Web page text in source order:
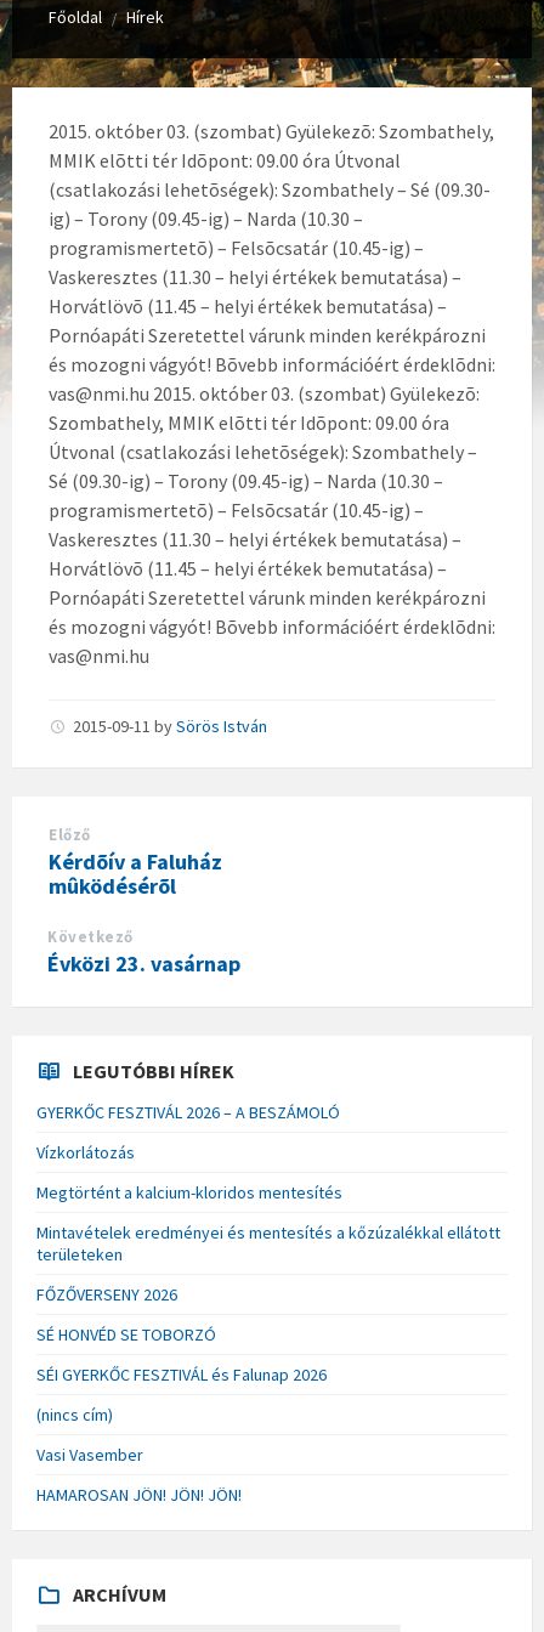
Főoldal / Hírek
2015. október 03. (szombat) Gyülekezõ: Szombathely,
MMIK elõtti tér Idõpont: 09.00 óra Útvonal
(csatlakozási lehetõségek): Szombathely – Sé (09.30-
ig) – Torony (09.45-ig) – Narda (10.30 –
programismertetõ) – Felsõcsatár (10.45-ig) –
Vaskeresztes (11.30 – helyi értékek bemutatása) –
Horvátlövõ (11.45 – helyi értékek bemutatása) –
Pornóapáti Szeretettel várunk minden kerékpározni
és mozogni vágyót! Bõvebb információért érdeklõdni:
vas@nmi.hu 2015. október 03. (szombat) Gyülekezõ:
Szombathely, MMIK elõtti tér Idõpont: 09.00 óra
Útvonal (csatlakozási lehetõségek): Szombathely –
Sé (09.30-ig) – Torony (09.45-ig) – Narda (10.30 –
programismertetõ) – Felsõcsatár (10.45-ig) –
Vaskeresztes (11.30 – helyi értékek bemutatása) –
Horvátlövõ (11.45 – helyi értékek bemutatása) –
Pornóapáti Szeretettel várunk minden kerékpározni
és mozogni vágyót! Bõvebb információért érdeklõdni:
vas@nmi.hu
2015-09-11 bySörös István
Előző
Kérdõív a Faluház
mûködésérõl
Következő
Évközi 23. vasárnap
LEGUTÓBBI HÍREK
GYERKŐC FESZTIVÁL 2026 – A BESZÁMOLÓ
Vízkorlátozás
Megtörtént a kalcium-kloridos mentesítés
Mintavételek eredményei és mentesítés a kőzúzalékkal ellátott
területeken
FŐZŐVERSENY 2026
SÉ HONVÉD SE TOBORZÓ
SÉI GYERKŐC FESZTIVÁL és Falunap 2026
(nincs cím)
Vasi Vasember
HAMAROSAN JÖN! JÖN! JÖN!
ARCHÍVUM